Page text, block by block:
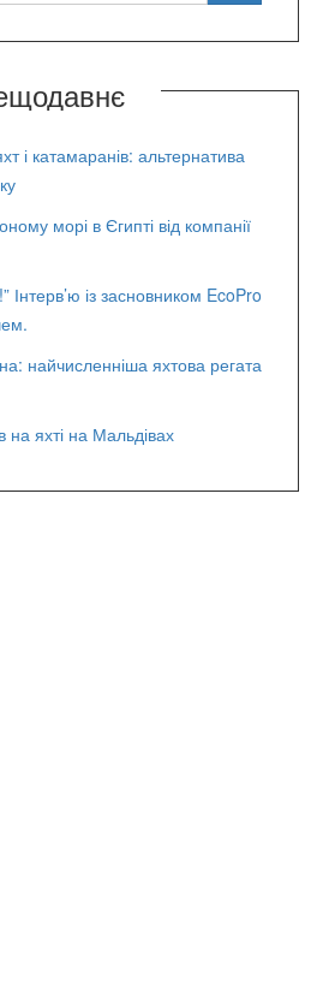
і катамаранів: альтернатива
морі в Єгипті від компанії
із засновником EcoPro
найчисленніша яхтова регата
яхті на Мальдівах